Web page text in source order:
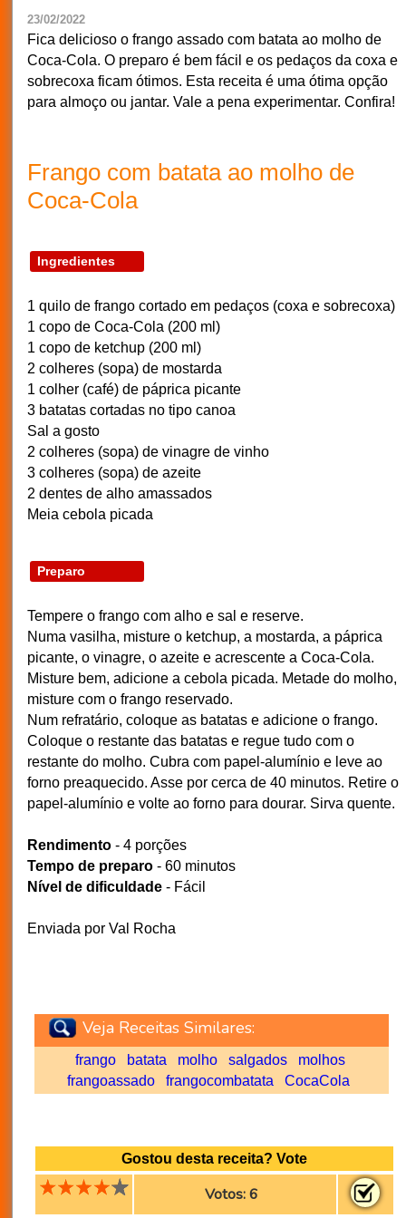
23/02/2022
Fica delicioso o frango assado com batata ao molho de
Coca-Cola. O preparo é bem fácil e os pedaços da coxa e
sobrecoxa ficam ótimos. Esta receita é uma ótima opção
para almoço ou jantar. Vale a pena experimentar. Confira!
Frango com batata ao molho de
Coca-Cola
Ingredientes
1 quilo de frango cortado em pedaços (coxa e sobrecoxa)
1 copo de Coca-Cola (200 ml)
1 copo de ketchup (200 ml)
2 colheres (sopa) de mostarda
1 colher (café) de páprica picante
3 batatas cortadas no tipo canoa
Sal a gosto
2 colheres (sopa) de vinagre de vinho
3 colheres (sopa) de azeite
2 dentes de alho amassados
Meia cebola picada
Preparo
Tempere o frango com alho e sal e reserve.
Numa vasilha, misture o ketchup, a mostarda, a páprica
picante, o vinagre, o azeite e acrescente a Coca-Cola.
Misture bem, adicione a cebola picada. Metade do molho,
misture com o frango reservado.
Num refratário, coloque as batatas e adicione o frango.
Coloque o restante das batatas e regue tudo com o
restante do molho. Cubra com papel-alumínio e leve ao
forno preaquecido. Asse por cerca de 40 minutos. Retire o
papel-alumínio e volte ao forno para dourar. Sirva quente.
Rendimento - 4 porções
Tempo de preparo - 60 minutos
Nível de dificuldade - Fácil
Enviada por Val Rocha
Veja Receitas Similares:
frango batata molho salgados
molhos
frangoassado
frangocombatata CocaCola
Gostou desta receita? Vote
Votos: 6